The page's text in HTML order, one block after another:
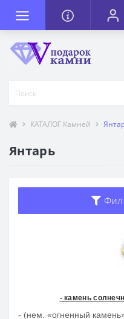
КАТАЛОГ Камней
Янтарь
- камень
- (нем. «огненный